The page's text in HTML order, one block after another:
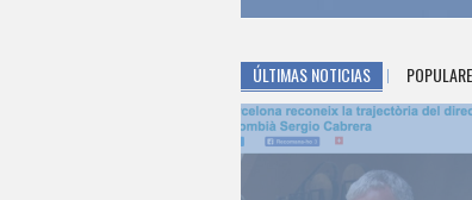
ÚLTIMAS NOTICIAS